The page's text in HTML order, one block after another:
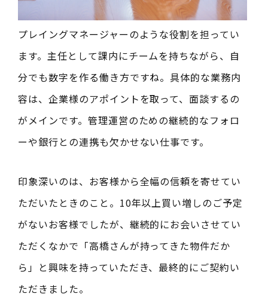
プレイングマネージャーのような役割を担ってい
ます。主任として課内にチームを持ちながら、自
分でも数字を作る働き方ですね。具体的な業務内
容は、企業様のアポイントを取って、面談するの
がメインです。管理運営のための継続的なフォロ
ーや銀行との連携も欠かせない仕事です。
印象深いのは、お客様から全幅の信頼を寄せてい
ただいたときのこと。10年以上買い増しのご予定
がないお客様でしたが、継続的にお会いさせてい
ただくなかで「高橋さんが持ってきた物件だか
ら」と興味を持っていただき、最終的にご契約い
ただきました。